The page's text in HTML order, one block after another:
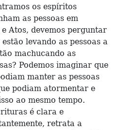
os espíritos
as pessoas em
Atos, devemos perguntar
levando as pessoas a
machucando as
Podemos imaginar que
manter as pessoas
podiam atormentar e
ao mesmo tempo.
é clara e
retrata a